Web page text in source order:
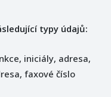
typy údajů:
iniciály, adresa,
faxové číslo